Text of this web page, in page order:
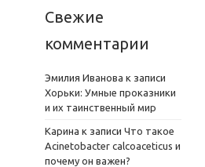
Свежие
комментарии
Эмилия Иванова к записи
Хорьки: Умные проказники
и их таинственный мир
Карина к записи Что такое
Acinetobacter calcoaceticus и
почему он важен?